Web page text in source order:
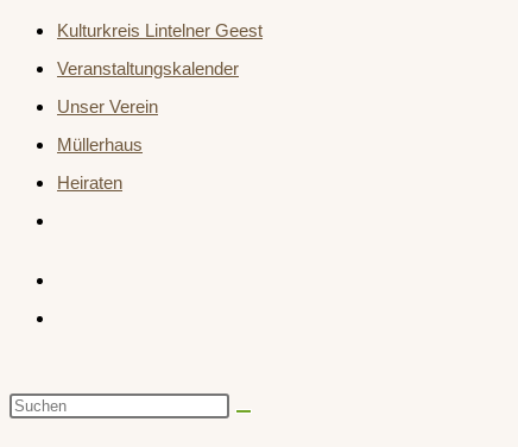
search
panel.
Kulturkreis Lintelner Geest
Veranstaltungskalender
Unser Verein
Müllerhaus
Heiraten
Diese